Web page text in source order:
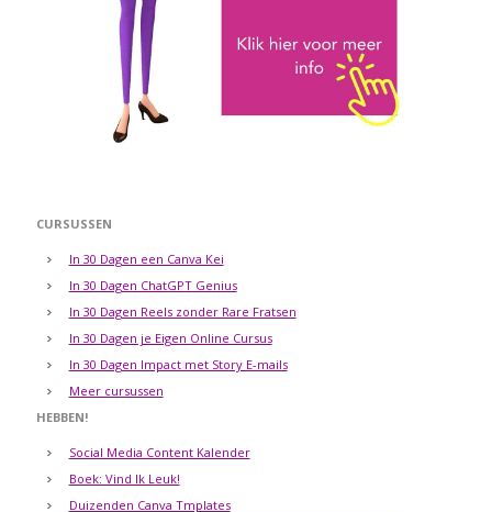
CURSUSSEN
In 30 Dagen een Canva Kei
In 30 Dagen ChatGPT Genius
In 30 Dagen Reels zonder Rare Fratsen
In 30 Dagen je Eigen Online Cursus
In 30 Dagen Impact met Story E-mails
Meer cursussen
HEBBEN!
Social Media Content Kalender
Boek: Vind Ik Leuk!
Duizenden Canva Tmplates